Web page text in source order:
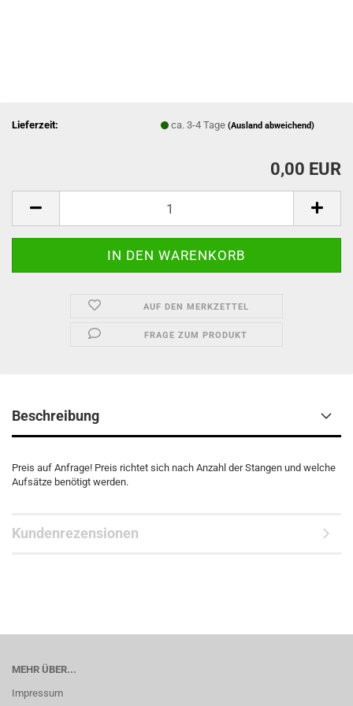
Lieferzeit: ca. 3-4 Tage(Ausland abweichend)
0,00 EUR
AUF DEN MERKZETTEL
FRAGE ZUM PRODUKT
Beschreibung
Preis auf Anfrage! Preis richtet sich nach Anzahl der Stangen und welche
Aufsätze benötigt werden.
Kundenrezensionen
MEHR ÜBER...
Impressum